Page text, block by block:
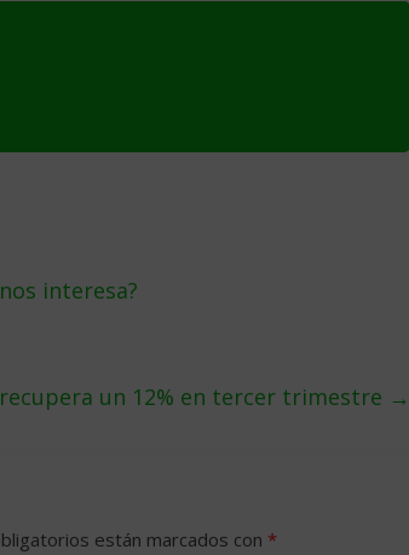
interesa?
un 12% en tercer trimestre →
están marcados con *